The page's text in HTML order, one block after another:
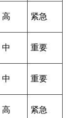
高 紧急
中 重要
中 重要
高 紧急